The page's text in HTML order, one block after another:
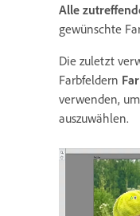
Alle
gewünschte
Die zuletzt
Farbfeldern
verwenden,
auszuwählen.